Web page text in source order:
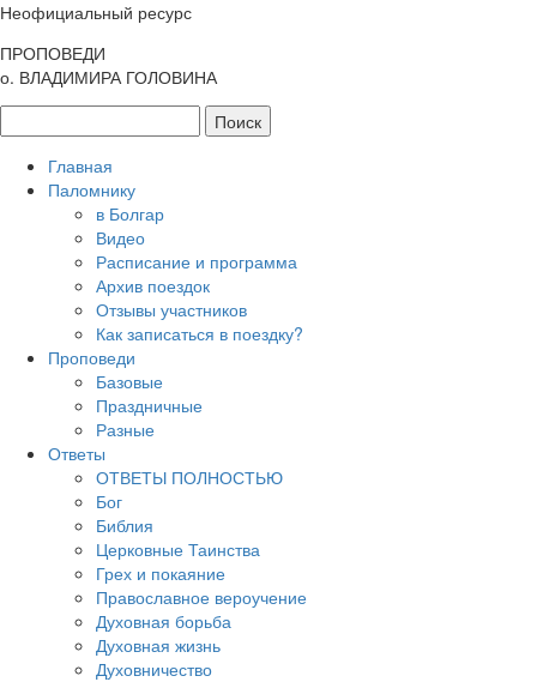
Неофициальный ресурс
ПРОПОВЕДИ
о. ВЛАДИМИРА ГОЛОВИНА
Главная
Паломнику
в Болгар
Видео
Расписание и программа
Архив поездок
Отзывы участников
Как записаться в поездку?
Проповеди
Базовые
Праздничные
Разные
Ответы
ОТВЕТЫ ПОЛНОСТЬЮ
Бог
Библия
Церковные Таинства
Грех и покаяние
Православное вероучение
Духовная борьба
Духовная жизнь
Духовничество